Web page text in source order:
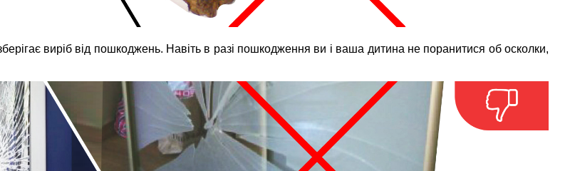
виріб від пошкоджень. Навіть в разі пошкодження ви і ваша дитина не поранитися об осколки,